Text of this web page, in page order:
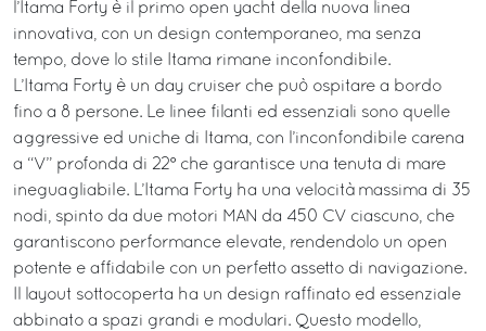
l’Itama Forty è il primo open yacht della nuova linea
innovativa, con un design contemporaneo, ma senza
tempo, dove lo stile Itama rimane inconfondibile.
L’Itama Forty è un day cruiser che può ospitare a bordo
fino a 8 persone. Le linee filanti ed essenziali sono quelle
aggressive ed uniche di Itama, con l’inconfondibile carena
a “V” profonda di 22° che garantisce una tenuta di mare
ineguagliabile. L’Itama Forty ha una velocità massima di 35
nodi, spinto da due motori MAN da 450 CV ciascuno, che
garantiscono performance elevate, rendendolo un open
potente e affidabile con un perfetto assetto di navigazione.
Il layout sottocoperta ha un design raffinato ed essenziale
abbinato a spazi grandi e modulari. Questo modello,